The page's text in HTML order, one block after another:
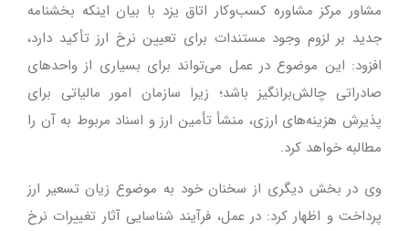
مشاور مرکز مشاوره کسب‌وکار اتاق یزد با بیان اینکه بخشنامه
جدید بر لزوم وجود مستندات برای تعیین نرخ ارز تأکید دارد،
افزود: این موضوع در عمل می‌تواند برای بسیاری از واحدهای
صادراتی چالش‌برانگیز باشد؛ زیرا سازمان امور مالیاتی برای
پذیرش هزینه‌های ارزی، منشأ تأمین ارز و اسناد مربوط به آن را
مطالبه خواهد کرد.
وی در بخش دیگری از سخنان خود به موضوع زیان تسعیر ارز
پرداخت و اظهار کرد: در عمل، فرآیند شناسایی آثار تغییرات نرخ